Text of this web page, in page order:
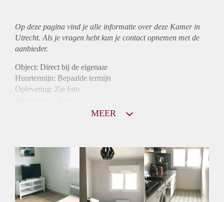
Op deze pagina vind je alle informatie over deze Kamer in
Utrecht. Als je vragen hebt kun je contact opnemen met de
aanbieder.
Object: Direct bij de eigenaar
Huurtermijn: Bepaalde termijn
Oplevering: Zie foto
Gedeelde Douche: Ja
Gedeelde woonkamer: Ja
Huisgenoten: Ja
Geslacht huisgenoten: Gemengd
MEER